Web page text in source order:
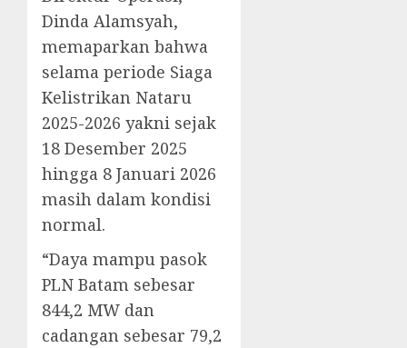
Dinda Alamsyah,
memaparkan bahwa
selama periode Siaga
Kelistrikan Nataru
2025-2026 yakni sejak
18 Desember 2025
hingga 8 Januari 2026
masih dalam kondisi
normal.
“Daya mampu pasok
PLN Batam sebesar
844,2 MW dan
cadangan sebesar 79,2